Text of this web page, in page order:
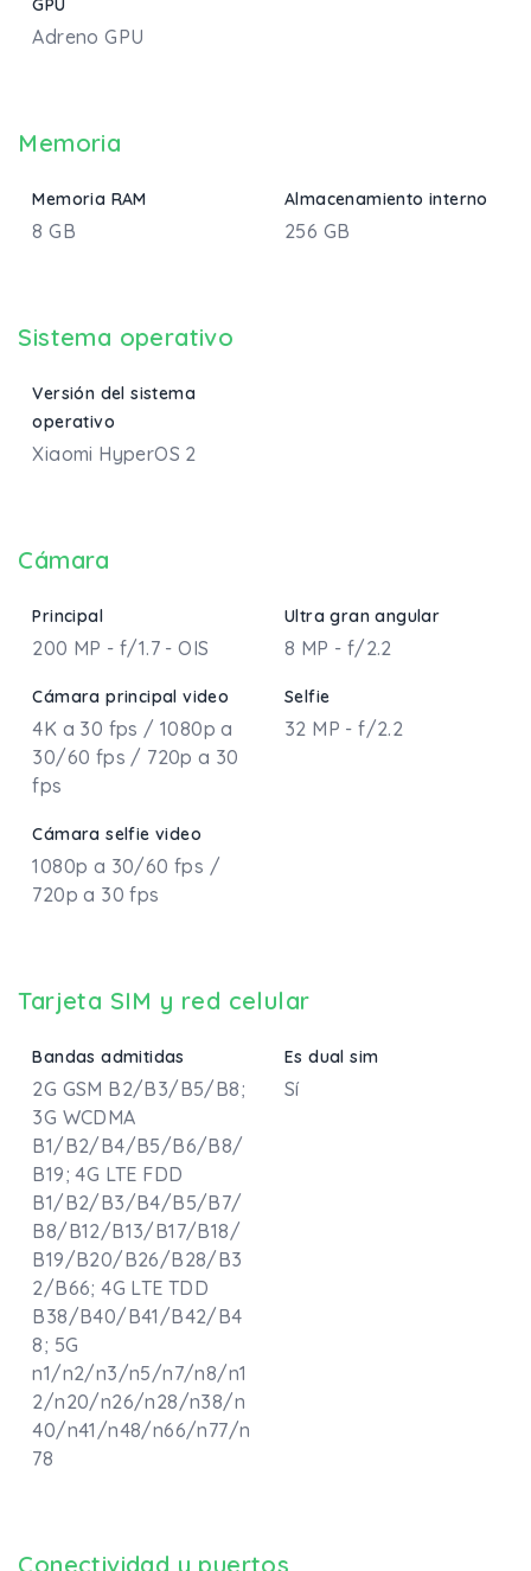
Adreno GPU
Memoria
Memoria RAM
8 GB
Almacenamiento interno
256 GB
Sistema operativo
Versión del sistema
operativo
Xiaomi HyperOS 2
Cámara
Principal
200 MP - f/1.7 - OIS
Ultra gran angular
8 MP - f/2.2
Cámara principal video
4K a 30 fps / 1080p a
30/60 fps / 720p a 30
fps
Selfie
32 MP - f/2.2
Cámara selfie video
1080p a 30/60 fps /
720p a 30 fps
Tarjeta SIM y red celular
Bandas admitidas
2G GSM B2/B3/B5/B8;
3G WCDMA
B1/B2/B4/B5/B6/B8/
B19; 4G LTE FDD
B1/B2/B3/B4/B5/B7/
B8/B12/B13/B17/B18/
B19/B20/B26/B28/B3
2/B66; 4G LTE TDD
B38/B40/B41/B42/B4
8; 5G
n1/n2/n3/n5/n7/n8/n1
2/n20/n26/n28/n38/n
40/n41/n48/n66/n77/n
78
Es dual sim
Sí
Conectividad y puertos